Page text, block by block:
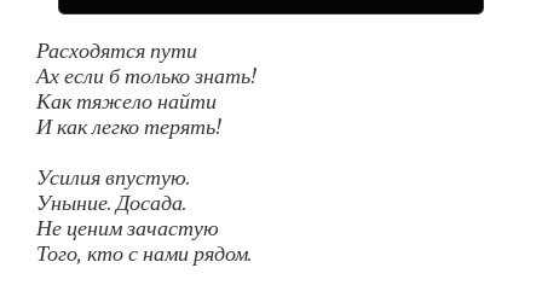
Расходятся пути
Ах если б только знать!
Как тяжело найти
И как легко терять!
Усилия впустую.
Уныние. Досада.
Не ценим зачастую
Того, кто с нами рядом.